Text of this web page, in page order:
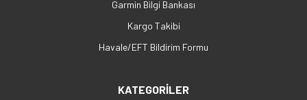
Garmin Bilgi Bankası
Kargo Takibi
Havale/EFT Bildirim Formu
KATEGORİLER